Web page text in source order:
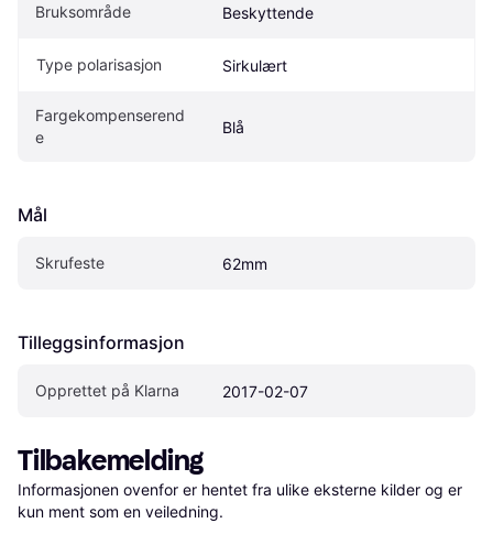
Bruksområde Beskyttende
Type polarisasjon Sirkulært
Fargekompenserend
e
Blå
Mål
Skrufeste 62mm
Tilleggsinformasjon
Opprettet på Klarna 2017-02-07
Tilbakemelding
Informasjonen ovenfor er hentet fra ulike eksterne kilder og er
kun ment som en veiledning.